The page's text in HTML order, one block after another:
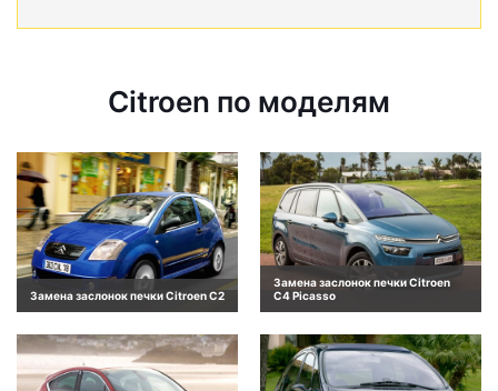
Citroen по моделям
Замена заслонок печки Citroen C2
Замена заслонок печки Citroen
C4 Picasso